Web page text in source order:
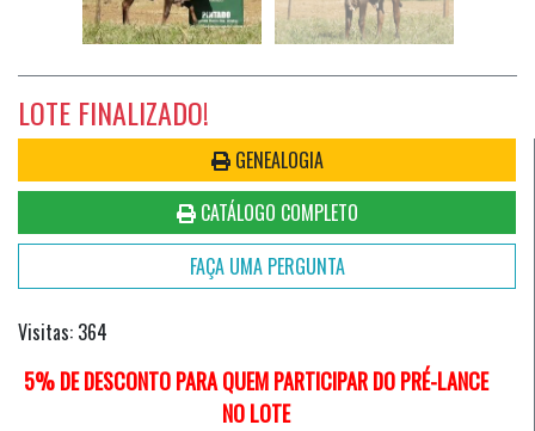
LOTE FINALIZADO!
GENEALOGIA
CATÁLOGO COMPLETO
FAÇA UMA PERGUNTA
Visitas: 364
5% DE DESCONTO PARA QUEM PARTICIPAR DO PRÉ-LANCE
NO LOTE